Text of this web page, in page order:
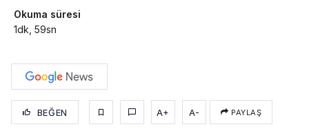
Okuma süresi
1dk, 59sn
BEĞEN A+ A- PAYLAŞ